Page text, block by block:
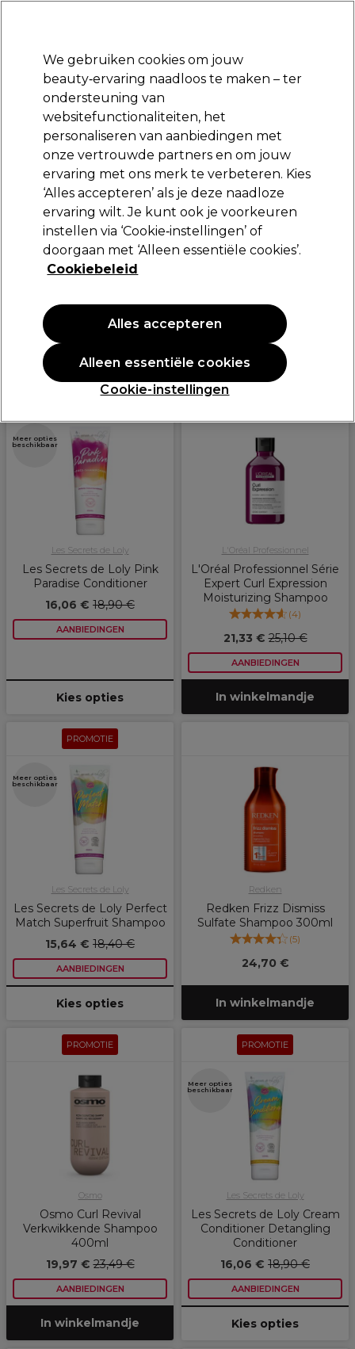
Aanmelden
Merken Deals 🌟 Haar Elektra Beauty
Volgende dag geleverd*
Na verzending, maandag t/m vrijdag
Haar Haartypen en -condities Krullend tot kroeshaar
Krullend tot kroeshaar
Definieer krullen, sluit vocht in en bestrijd pluis met curl care
Filters
Sorteren op:Populariteit
Meer opties
beschikbaar
Les Secrets de Loly
Les Secrets de Loly Pink
Paradise Conditioner
16,06 € 18,90 €
AANBIEDINGEN
Kies opties
L'Oréal Professionnel
L'Oréal Professionnel Série
Expert Curl Expression
Moisturizing Shampoo
(4)
21,33 €25,10 €
AANBIEDINGEN
In winkelmandje
PROMOTIE
Meer opties
beschikbaar
Les Secrets de Loly
Les Secrets de Loly Perfect
Match Superfruit Shampoo
15,64 € 18,40 €
AANBIEDINGEN
Kies opties
Redken
Redken Frizz Dismiss
Sulfate Shampoo 300ml
(5)
24,70 €
In winkelmandje
PROMOTIE
Osmo
Osmo Curl Revival
Verkwikkende Shampoo
400ml
19,97 €23,49 €
AANBIEDINGEN
In winkelmandje
PROMOTIE
Meer opties
beschikbaar
Les Secrets de Loly
Les Secrets de Loly Cream
Conditioner Detangling
Conditioner
16,06 € 18,90 €
AANBIEDINGEN
Kies opties
We gebruiken cookies om jouw
beauty‑ervaring naadloos te maken – ter
ondersteuning van
websitefunctionaliteiten, het
personaliseren van aanbiedingen met
onze vertrouwde partners en om jouw
ervaring met ons merk te verbeteren. Kies
‘Alles accepteren’ als je deze naadloze
ervaring wilt. Je kunt ook je voorkeuren
instellen via ‘Cookie‑instellingen’ of
doorgaan met ‘Alleen essentiële cookies’.
Cookiebeleid
Cookie-instellingen
Alleen essentiële cookies
Alles accepteren